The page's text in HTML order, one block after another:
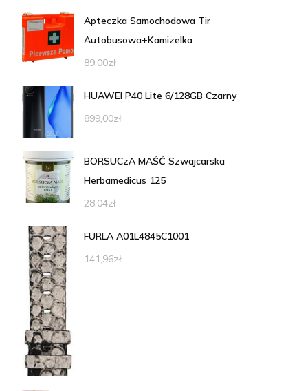
Apteczka Samochodowa Tir
Autobusowa+Kamizelka
89,00zł
HUAWEI P40 Lite 6/128GB Czarny
899,00zł
BORSUCzA MAŚĆ Szwajcarska
Herbamedicus 125
28,04zł
FURLA A01L4845C1001
141,96zł